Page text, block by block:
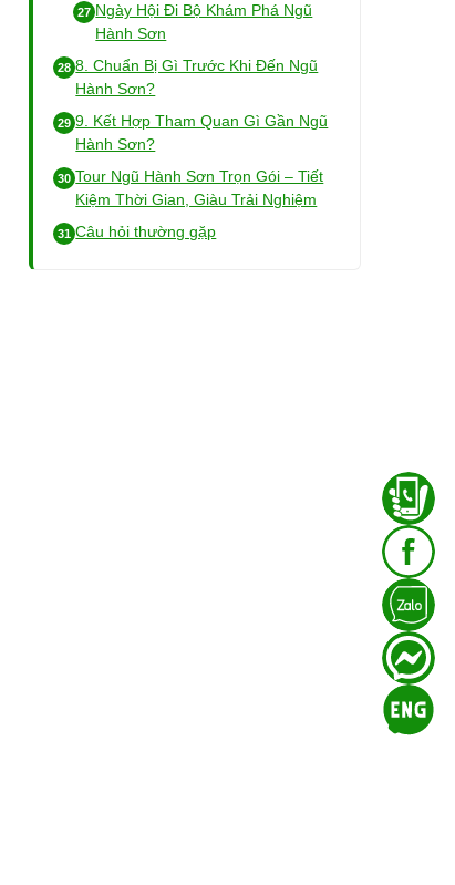
Ngày Hội Đi Bộ Khám Phá Ngũ
Hành Sơn
8. Chuẩn Bị Gì Trước Khi Đến Ngũ
Hành Sơn?
9. Kết Hợp Tham Quan Gì Gần Ngũ
Hành Sơn?
Tour Ngũ Hành Sơn Trọn Gói – Tiết
Kiệm Thời Gian, Giàu Trải Nghiệm
Câu hỏi thường gặp